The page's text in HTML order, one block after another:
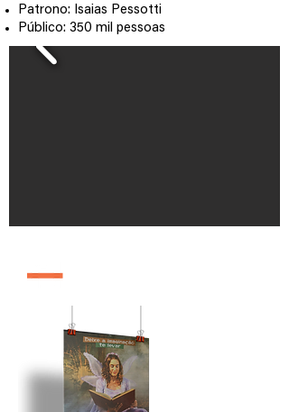
Patrono: Isaias Pessotti
Público: 350 mil pessoas